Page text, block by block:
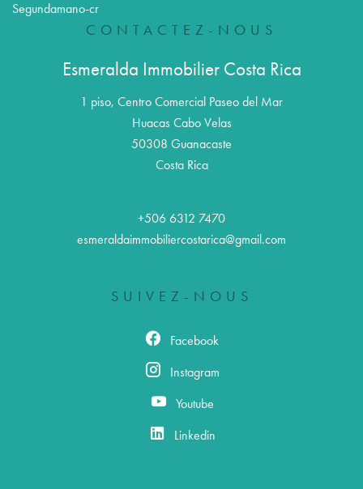
Segundamano-cr
CONTACTEZ-NOUS
Esmeralda Immobilier Costa Rica
1 piso, Centro Comercial Paseo del Mar
Huacas Cabo Velas
50308 Guanacaste
Costa Rica
+506 6312 7470
esmeraldaimmobiliercostarica@gmail.com
SUIVEZ-NOUS
Facebook
Instagram
Youtube
Linkedin